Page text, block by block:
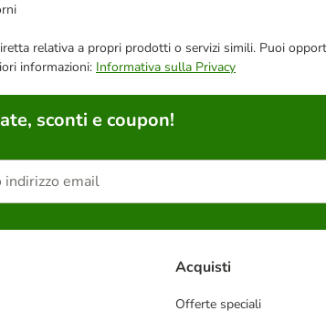
relativa a propri prodotti o servizi simili. Puoi
informazioni: Informativa sulla Privacy
sconti e coupon!
Acquisti
Offerte speciali